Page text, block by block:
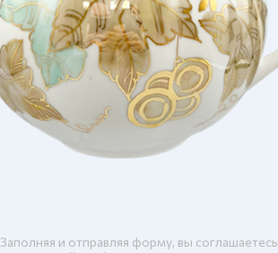
Заполняя и отправляя форму, вы соглашаетесь